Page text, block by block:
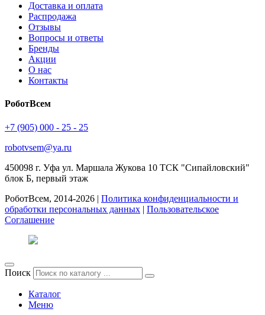
Доставка и оплата
Распродажа
Отзывы
Вопросы и ответы
Бренды
Акции
О нас
Контакты
РоботВсем
+7 (905) 000 - 25 - 25
robotvsem@ya.ru
450098 г. Уфа ул. Маршала Жукова 10 ТСК "Сипайловский"
блок Б, первый этаж
РоботВсем, 2014-2026 | Политика конфиденциальности и
обработки персональных данных | Пользовательское
Соглашение
Поиск
Каталог
Меню